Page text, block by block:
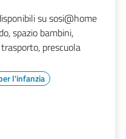
su sosi@home
spazio bambini,
prescuola
l'infanzia